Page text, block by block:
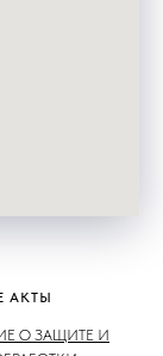
АКТЫ
О ЗАЩИТЕ И